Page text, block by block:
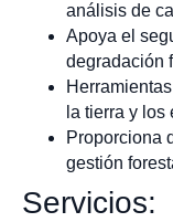
análisis de
Apoya el
degradación
la tierra y
Proporciona
gestión
Servicios: